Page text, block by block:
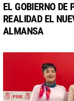
EL GOBIERNO DE
REALIDAD EL
ALMANSA